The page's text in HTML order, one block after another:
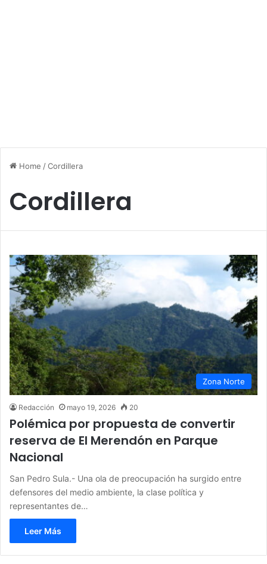
Home /Cordillera
Cordillera
Zona Norte
Redacción mayo 19, 2026 20
Polémica por propuesta de convertir
reserva de El Merendón en Parque
Nacional
San Pedro Sula.- Una ola de preocupación ha surgido entre
defensores del medio ambiente, la clase política y
representantes de…
Leer Más